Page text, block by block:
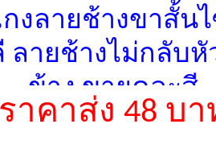
กงลายช้างขาสั้น
ลายช้างไม่กลับหั
ข้าง ขายคละสี
ราคาส่ง 48 บา